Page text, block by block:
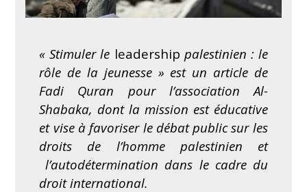
« Stimuler le leadership palestinien : le
rôle de la jeunesse » est un article de
Fadi Quran pour l’association Al-
Shabaka, dont la mission est éducative
et vise à favoriser le débat public sur les
droits de l’homme palestinien et
l’autodétermination dans le cadre du
droit international.